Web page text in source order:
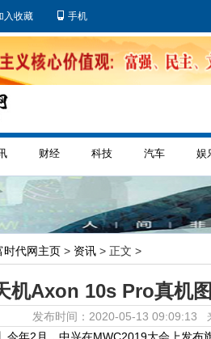
入收藏 手机
财经 科技 汽车 娱
时代网主页 > 资讯 > 正文 >
机Axon 10s Pro真机
发布时间：2020-05-13 09:09:13